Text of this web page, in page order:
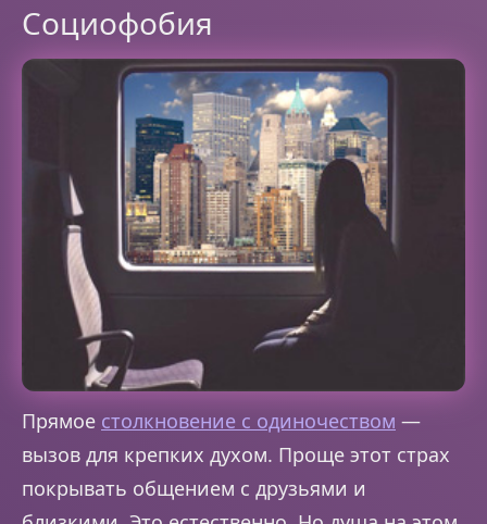
Социофобия
Прямое столкновение с одиночеством —
вызов для крепких духом. Проще этот страх
покрывать общением с друзьями и